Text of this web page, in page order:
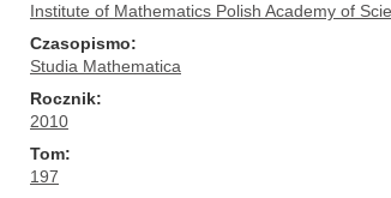
Institute of Mathematics Polish Academy of
Czasopismo
Studia Mathematica
Rocznik
2010
Tom
197